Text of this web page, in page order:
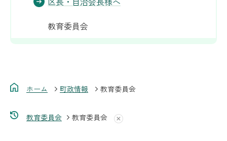
教育委員会
ホーム 町政情報 教育委員会
教育委員会 教育委員会